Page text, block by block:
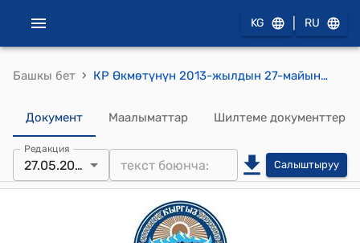
KG RU
Башкы бет › КР Өкмөтүнүн 2013-жылдын 27-майындагы № 284 "Бишкек шаарында 2013-жылдын 8-февралында кол коюлган, Кыргыз Республикасы менен Европалык кайра конструкциялоо жана өнүктүрүү банкынын ортосундагы Ош-Исфана автожолун калыбына келтирүү - жол секторун реформалоо жана кайра түзүмдөө боюнча долбоор: № С24736/EBSF-2010-02-12 грантын берүү жөнүндө макулдашууну ратификациялоо тууралуу" Кыргыз Республикасынын Мыйзам долбоору жөнүндө" токтому
Документ Маалыматтар Шилтеме документтер
Редакция
27.05.2013 Салыштыруу